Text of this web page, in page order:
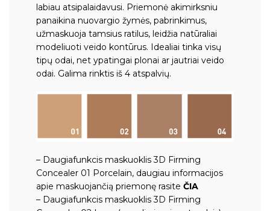
labiau atsipalaidavusi. Priemonė akimirksniu
panaikina nuovargio žymės, pabrinkimus,
užmaskuoja tamsius ratilus, leidžia natūraliai
modeliuoti veido kontūrus. Idealiai tinka visų
tipų odai, net ypatingai plonai ar jautriai veido
odai. Galima rinktis iš 4 atspalvių.
– Daugiafunkcis maskuoklis 3D Firming
Concealer 01 Porcelain, daugiau informacijos
apie maskuojančią priemonę rasite ČIA
– Daugiafunkcis maskuoklis 3D Firming